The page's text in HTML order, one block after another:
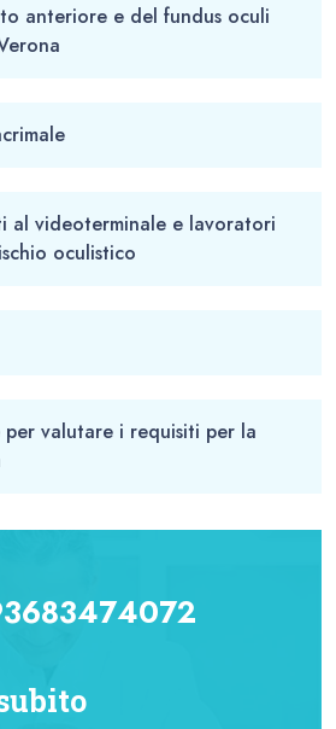
anteriore e del fundus oculi
al videoterminale e lavoratori
oculistico
valutare i requisiti per la